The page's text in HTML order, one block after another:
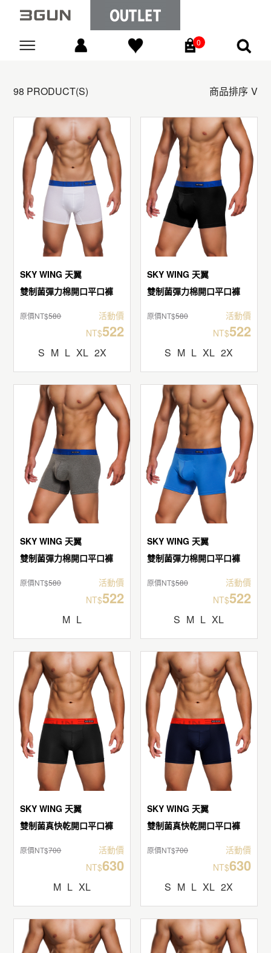
0
98 PRODUCT(S) 商品排序
SKY WING 天翼
雙制菌彈力棉開口平口褲
原價NT$580
活動價
NT$522
S M L XL 2X
SKY WING 天翼
雙制菌彈力棉開口平口褲
原價NT$580
活動價
NT$522
S M L XL 2X
SKY WING 天翼
雙制菌彈力棉開口平口褲
原價NT$580
活動價
NT$522
M L
SKY WING 天翼
雙制菌彈力棉開口平口褲
原價NT$580
活動價
NT$522
S M L XL
SKY WING 天翼
雙制菌真快乾開口平口褲
原價NT$700
活動價
NT$630
M L XL
SKY WING 天翼
雙制菌真快乾開口平口褲
原價NT$700
活動價
NT$630
S M L XL 2X